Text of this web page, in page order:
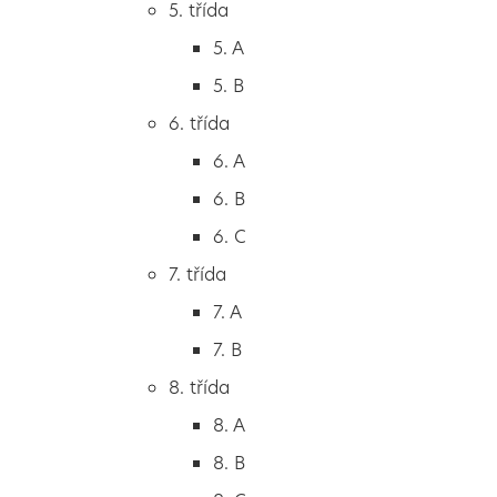
2. B
3. A
4. A
5. A
5. třída
5. A
5. B
6. třída
6. A
6. B
6. C
7. třída
7. A
7. B
8. třída
8. A
8. B